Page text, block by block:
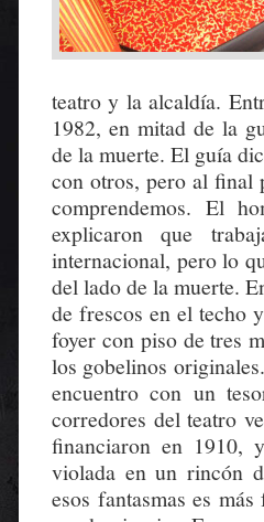
teatro y la alcaldía.
1982, en mitad de la
de la muerte. El guía
con otros, pero al final
comprendemos. El
explicaron que
internacional, pero lo
del lado de la muerte.
de frescos en el techo
foyer con piso de tres
los gobelinos
encuentro con un
corredores del teatro
financiaron en 1910,
violada en un rincón
esos fantasmas es